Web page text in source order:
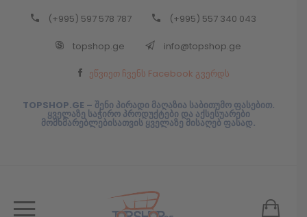
(+995) 597 578 787 (+995) 557 340 043
topshop.ge info@topshop.ge
ეწვიეთ ჩვენს Facebook გვერდს
TOPSHOP.GE – შენი პირადი მაღაზია საბითუმო ფასებით.
ყველაზე საჭირო პროდუქტები და აქსესუარები
მომხმარებლებისათვის ყველაზე მისაღებ ფასად.
Back